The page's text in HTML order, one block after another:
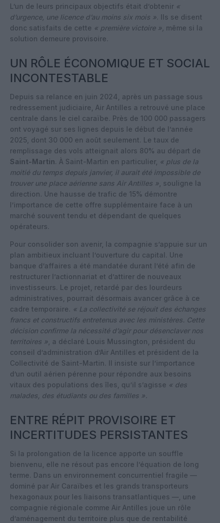
L’un de leurs principaux objectifs était d’obtenir «
d’urgence, une licence d’au moins six mois ». Ils se disent
donc satisfaits de cette « première victoire », même si la
solution demeure provisoire.
UN RÔLE ÉCONOMIQUE ET SOCIAL
INCONTESTABLE
Depuis sa relance en juin 2024, après un passage sous
redressement judiciaire, Air Antilles a retrouvé une place
centrale dans le ciel caraïbe. Près de 100 000 passagers
ont voyagé sur ses lignes depuis le début de l’année
2025, dont 30 000 en août seulement. Le taux de
remplissage des vols atteignait alors 80% au départ de
Saint-Martin. À Saint-Martin en particulier, « plus de la
moitié du temps depuis janvier, il aurait été impossible de
trouver une place aérienne sans Air Antilles » , souligne la
direction. Une hausse de trafic de 15% démontre
l’importance de cette offre supplémentaire face à un
marché souvent tendu et dépendant de quelques
opérateurs.
Pour consolider son avenir, la compagnie s’appuie sur un
plan ambitieux incluant l’ouverture du capital. Une
banque d’affaires a été mandatée durant l’été afin de
restructurer l’actionnariat et d’attirer de nouveaux
investisseurs. Le projet, retardé par des lourdeurs
administratives, pourrait désormais avancer grâce à ce
cadre temporaire. « La collectivité se réjouit des échanges
francs et constructifs entretenus avec les ministères. Cette
décision confirme la nécessité d’agir pour désenclaver nos
territoires » , a déclaré Louis Mussington, président du
conseil d’administration d’Air Antilles et président de la
Collectivité de Saint-Martin. Il insiste sur l’importance
d’un outil aérien pérenne pour répondre aux besoins
vitaux des populations des îles, qu’il s’agisse « des
malades, des étudiants ou des familles ».
ENTRE RÉPIT PROVISOIRE ET
INCERTITUDES PERSISTANTES
Si la prolongation de la licence apporte un souffle
bienvenu, elle ne résout pas encore l’équation de long
terme. Dans un environnement concurrentiel fragile —
dominé par Air Caraïbes et les grands transporteurs
hexagonaux pour les liaisons transatlantiques —, une
compagnie régionale comme Air Antilles joue un rôle
d’aménagement du territoire plus que de rentabilité